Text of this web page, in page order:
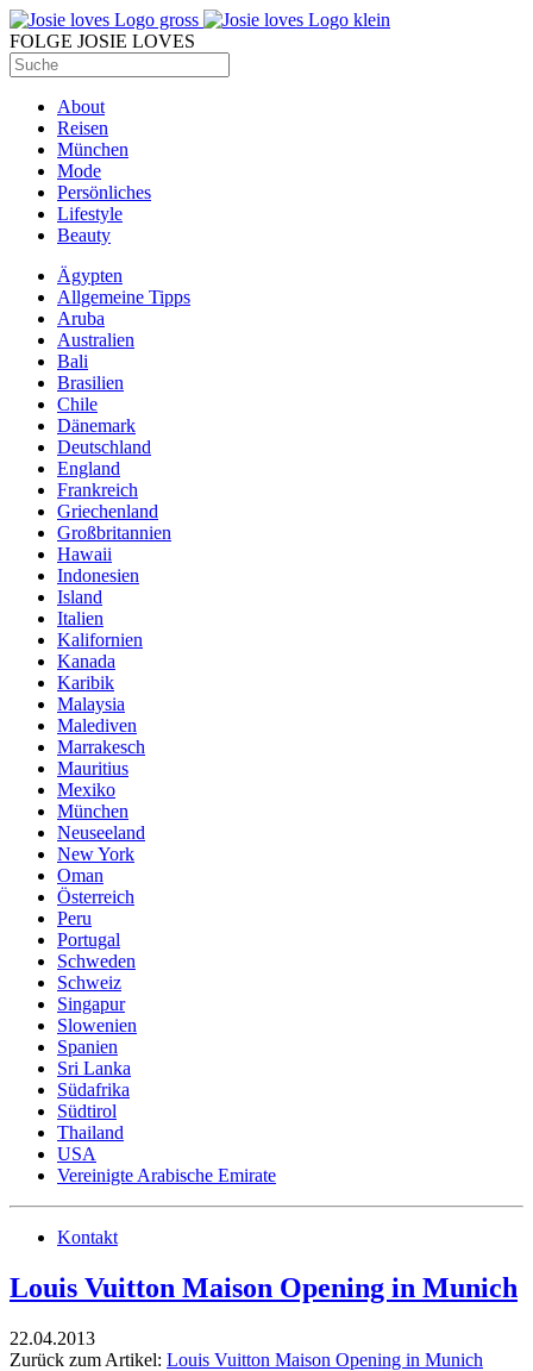
FOLGE JOSIE LOVES
About
Reisen
München
Mode
Persönliches
Lifestyle
Beauty
Ägypten
Allgemeine Tipps
Aruba
Australien
Bali
Brasilien
Chile
Dänemark
Deutschland
England
Frankreich
Griechenland
Großbritannien
Hawaii
Indonesien
Island
Italien
Kalifornien
Kanada
Karibik
Malaysia
Malediven
Marrakesch
Mauritius
Mexiko
München
Neuseeland
New York
Oman
Österreich
Peru
Portugal
Schweden
Schweiz
Singapur
Slowenien
Spanien
Sri Lanka
Südafrika
Südtirol
Thailand
USA
Vereinigte Arabische Emirate
Kontakt
Louis Vuitton Maison Opening in Munich
22.04.2013
Zurück zum Artikel: Louis Vuitton Maison Opening in Munich